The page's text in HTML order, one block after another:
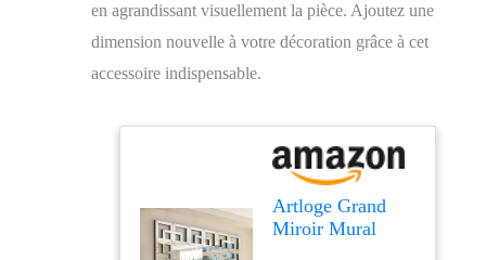
en agrandissant visuellement la pièce. Ajoutez une
dimension nouvelle à votre décoration grâce à cet
accessoire indispensable.
Artloge Grand
Miroir Mural